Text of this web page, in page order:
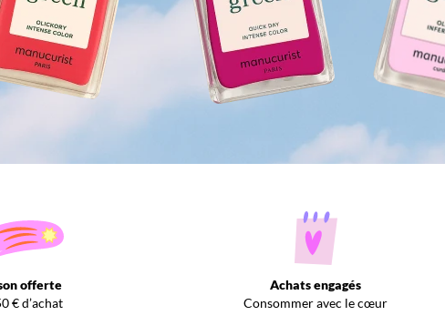
offerte
€ d’achat
Achats engagés
Consommer avec le cœur